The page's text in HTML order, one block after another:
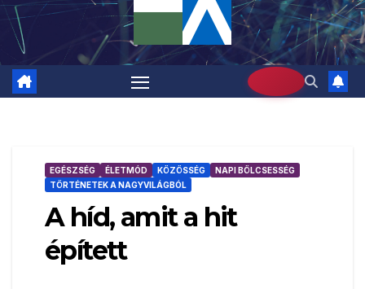
EGÉSZSÉG ÉLETMÓD KÖZÖSSÉG
NAPI BÖLCSESSÉG
TÖRTÉNETEK A NAGYVILÁGBÓL
A híd, amit a hit
épített